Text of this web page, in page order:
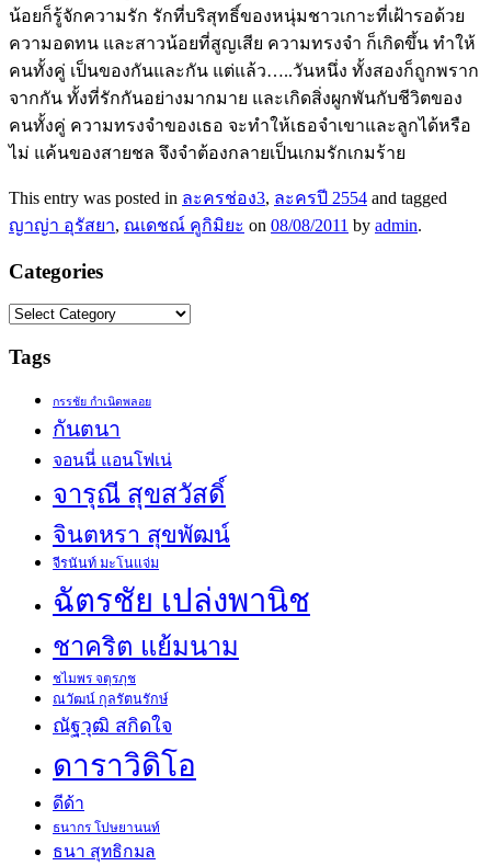
น้อยก็รู้จักความรัก รักที่บริสุทธิ์ของหนุ่มชาวเกาะที่เฝ้ารอด้วย
ความอดทน และสาวน้อยที่สูญเสีย ความทรงจำ ก็เกิดขึ้น ทำให้
คนทั้งคู่ เป็นของกันและกัน แต่แล้ว…..วันหนึ่ง ทั้งสองก็ถูกพราก
จากกัน ทั้งที่รักกันอย่างมากมาย และเกิดสิ่งผูกพันกับชีวิตของ
คนทั้งคู่ ความทรงจำของเธอ จะทำให้เธอจำเขาและลูกได้หรือ
ไม่ แค้นของสายชล จึงจำต้องกลายเป็นเกมรักเกมร้าย
This entry was posted in ละครช่อง3, ละครปี 2554 and tagged
ญาญ่า อุรัสยา, ณเดชณ์ คูกิมิยะ on 08/08/2011 by admin.
Categories
Categories
Tags
กรรชัย กำเนิดพลอย
กันตนา
จอนนี่ แอนโฟเน่
จารุณี สุขสวัสดิ์
จินตหรา สุขพัฒน์
จีรนันท์ มะโนแจ่ม
ฉัตรชัย เปล่งพานิช
ชาคริต แย้มนาม
ชไมพร จตุรภุช
ณวัฒน์ กุลรัตนรักษ์
ณัฐวุฒิ สกิดใจ
ดาราวิดิโอ
ดีด้า
ธนากร โปษยานนท์
ธนา สุทธิกมล